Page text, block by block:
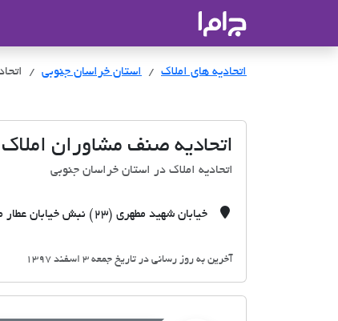
اتحادیه های املاک اتحادیه های املاک
استان خراسان جنوبی
اتحادیه صنف مشاوران
اتحادیه املاک در استان خراسان جنوبی
خیابان شهید مطهری (23) نبش خیابان عطار مقابل فروشگاه فرهنگیان اتاق اصناف شهرستان فردوس
آخرین به روز رسانی در تاریخ جمعه 3 اسفند 1397